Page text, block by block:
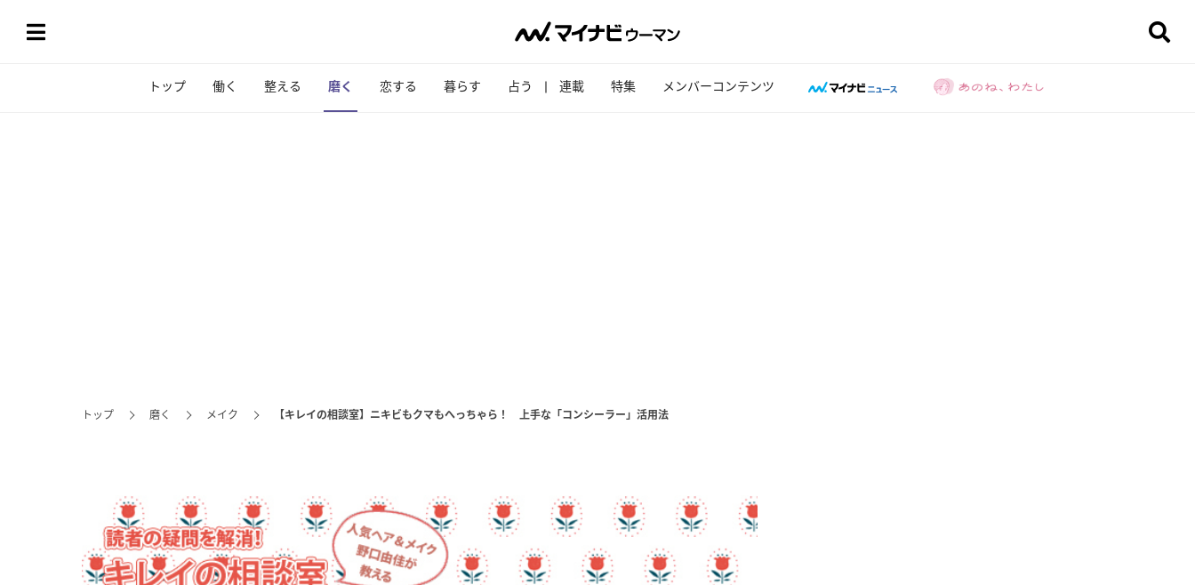
トップ 働く 整える 磨く 恋する 暮らす 占う 連載 特集 メンバーコンテンツ
トップ 磨く メイク 【キレイの相談室】ニキビもクマもへっちゃら！ 上手な「コンシーラー」活用法